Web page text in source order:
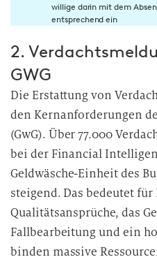
i
l
i
g
u
n
g
i
n
d
willige darin mit dem
entsprechend ein
2.
GWG
Die Erstattung von
den Kernanforderungen
(GwG). Über 77.000
bei der Financial
Geldwäsche-Einheit des
steigend. Das bedeutet
Qualitätsansprüche, das
Fallbearbeitung und ein
binden massive